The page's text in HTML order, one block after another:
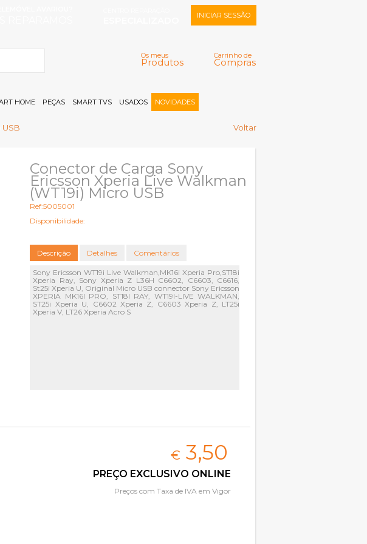
Carrinho de
Compras
Os meus
Produtos
INICIAR SESSÃO
Memorizar
Registar |
HOME PEÇAS SMART TVS USADOS NOVIDADES
USB Voltar
Conector de Carga Sony
Ericsson Xperia Live Walkman
(WT19i) Micro USB
Ref:5005001
Disponibilidade:
Descrição Detalhes Comentários
Sony Ericsson WT19i Live Walkman,MK16i Xperia Pro,ST18i
Xperia Ray, Sony Xperia Z L36H C6602, C6603, C6616,
St25i Xperia U, Original Micro USB connector Sony Ericsson
XPERIA MK16I PRO, ST18I RAY, WT19I-LIVE WALKMAN,
ST25i Xperia U, C6602 Xperia Z, C6603 Xperia Z, LT25i
Xperia V, LT26 Xperia Acro S
€ 3,50
PREÇO EXCLUSIVO ONLINE
Preços com Taxa de IVA em Vigor